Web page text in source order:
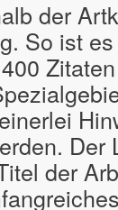
der
So ist
der